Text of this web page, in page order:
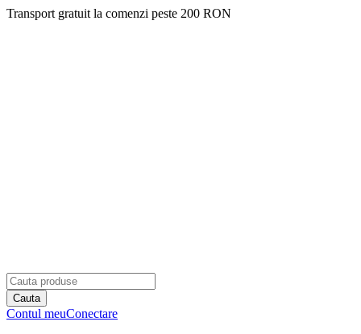
Transport gratuit la comenzi peste 200 RON
Contul meuConectare